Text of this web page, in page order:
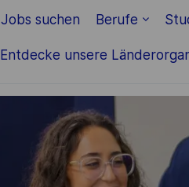
Jobs suchen Berufe
Entdecke unsere